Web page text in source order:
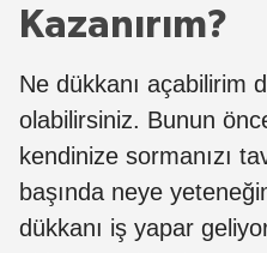
Kazanırım?
Ne dükkanı açabilirim
olabilirsiniz. Bunun
kendinize sormanızı
başında neye
dükkanı iş yapar